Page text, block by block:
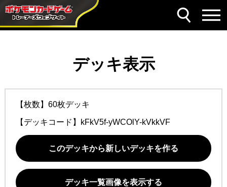
デッキ表示
【枚数】60枚デッキ
【デッキコード】 kFkV5f-yWCOlY-kVkkVF
このデッキから新しいデッキを作る
デッキ一覧画像を表示する